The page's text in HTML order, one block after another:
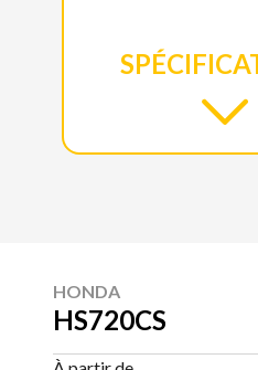
HONDA
HS720CS